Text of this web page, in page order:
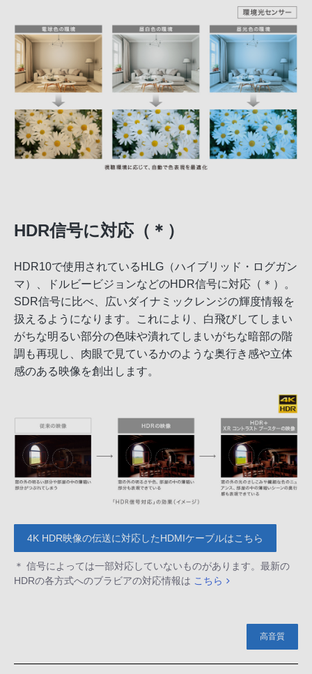
HDR信号に対応（＊）
HDR10で使用されているHLG（ハイブリッド・ログガン
マ）、ドルビービジョンなどのHDR信号に対応（＊）。
SDR信号に比べ、広いダイナミックレンジの輝度情報を
扱えるようになります。これにより、白飛びしてしまい
がちな明るい部分の色味や潰れてしまいがちな暗部の階
調も再現し、肉眼で見ているかのような奥行き感や立体
感のある映像を創出します。
4K HDR映像の伝送に対応したHDMIケーブルはこちら
＊ 信号によっては一部対応していないものがあります。最新の
HDRの各方式へのブラビアの対応情報は こちら
高音質